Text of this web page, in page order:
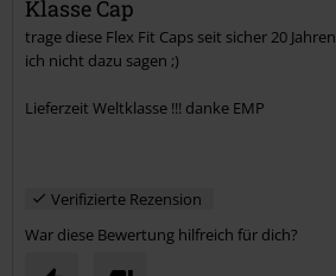
Kommentar jetzt abschicken!
Klasse Cap
trage diese Flex Fit Caps seit sicher 20
ich nicht dazu sagen ;)
Lieferzeit Weltklasse !!! danke EMP
Verifizierte Rezension
War diese Bewertung hilfreich für dich?